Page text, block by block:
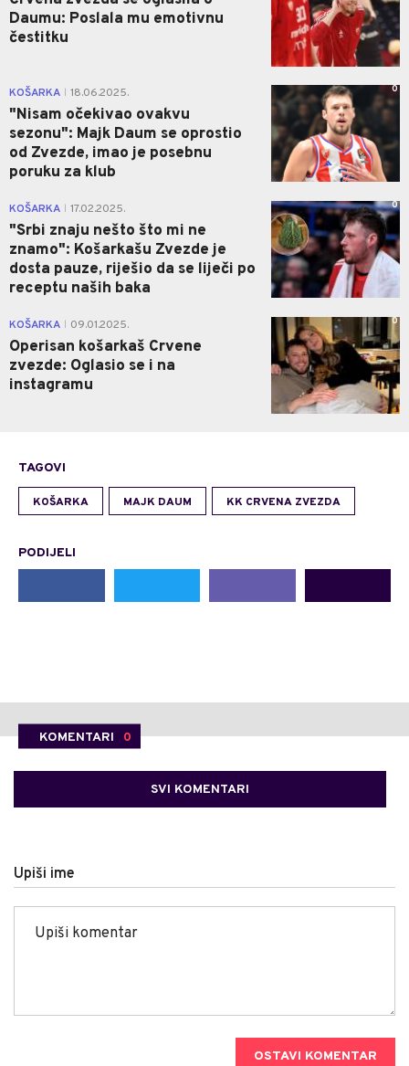
Daumu: Poslala mu emotivnu
čestitku
KOŠARKA 18.06.2025.
"Nisam očekivao ovakvu
sezonu": Majk Daum se oprostio
od Zvezde, imao je posebnu
poruku za klub
0
KOŠARKA 17.02.2025.
"Srbi znaju nešto što mi ne
znamo": Košarkašu Zvezde je
dosta pauze, riješio da se liječi po
receptu naših baka
0
KOŠARKA 09.01.2025.
Operisan košarkaš Crvene
zvezde: Oglasio se i na
instagramu
0
TAGOVI
KOŠARKA MAJK DAUM KK CRVENA ZVEZDA
PODIJELI
KOMENTARI 0
SVI KOMENTARI
Upiši ime
OSTAVI KOMENTAR